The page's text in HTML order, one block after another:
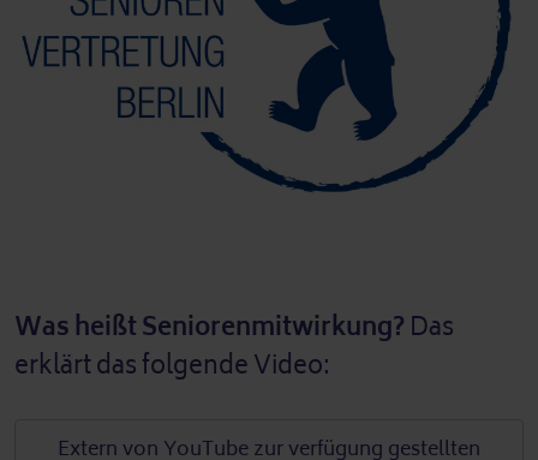
Was heißt Seniorenmitwirkung? Das
erklärt das folgende Video:
Extern von YouTubezur verfügung gestellten